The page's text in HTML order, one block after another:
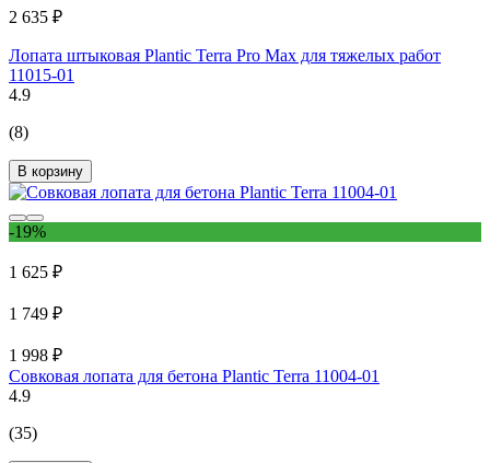
2 635 ₽
Лопата штыковая Plantic Terra Pro Max для тяжелых работ
11015-01
4.9
(8)
В корзину
-19%
1 625 ₽
1 749 ₽
1 998 ₽
Совковая лопата для бетона Plantic Terra 11004-01
4.9
(35)